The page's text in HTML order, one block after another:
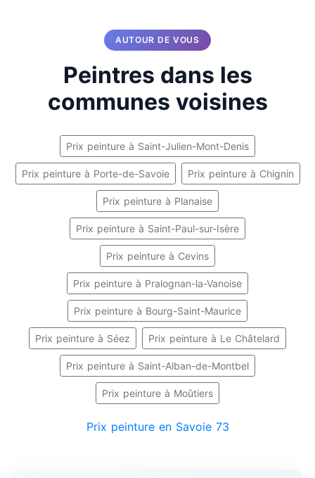
AUTOUR DE VOUS
Peintres dans les
communes voisines
Prix peinture à Saint-Julien-Mont-Denis
Prix peinture à Porte-de-Savoie Prix peinture à Chignin
Prix peinture à Planaise
Prix peinture à Saint-Paul-sur-Isère
Prix peinture à Cevins
Prix peinture à Pralognan-la-Vanoise
Prix peinture à Bourg-Saint-Maurice
Prix peinture à Séez Prix peinture à Le Châtelard
Prix peinture à Saint-Alban-de-Montbel
Prix peinture à Moûtiers
Prix peinture en Savoie 73